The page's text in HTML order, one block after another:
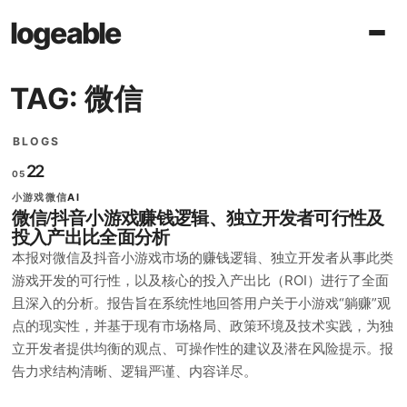
logeable
TAG: 微信
BLOGS
05 22
小游戏微信AI
微信/抖音小游戏赚钱逻辑、独立开发者可行性及
投入产出比全面分析
本报对微信及抖音小游戏市场的赚钱逻辑、独立开发者从事此类
游戏开发的可行性，以及核心的投入产出比（ROI）进行了全面
且深入的分析。报告旨在系统性地回答用户关于小游戏“躺赚”观
点的现实性，并基于现有市场格局、政策环境及技术实践，为独
立开发者提供均衡的观点、可操作性的建议及潜在风险提示。报
告力求结构清晰、逻辑严谨、内容详尽。